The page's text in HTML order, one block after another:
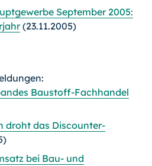
September 2005:
(23.11.2005)
Baustoff-Fachhandel
droht das Discounter-
bei Bau- und